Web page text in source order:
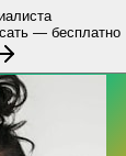
— бесплатно